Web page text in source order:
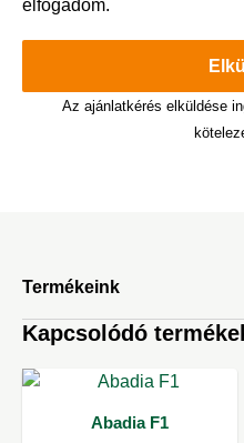
elfogadom.
Az ajánlatkérés elküldése
Termékeink
Kapcsolódó
Abadia F1